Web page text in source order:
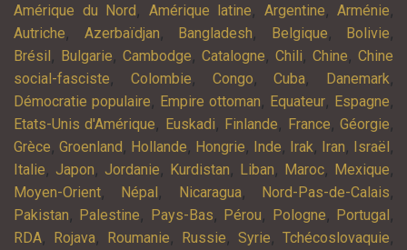
Amérique du Nord , Amérique latine, Argentine, Arménie,
Autriche, Azerbaïdjan, Bangladesh, Belgique, Bolivie,
Brésil , Bulgarie, Cambodge, Catalogne, Chili, Chine, Chine
social-fasciste, Colombie, Congo,Cuba, Danemark,
Démocratie populaire, Empire ottoman, Equateur, Espagne,
Etats-Unis d'Amérique, Euskadi, Finlande, France,Géorgie,
Grèce, Groenland , Hollande, Hongrie, Inde, Irak, Iran, Israël ,
Italie, Japon, Jordanie, Kurdistan, Liban, Maroc, Mexique,
Moyen-Orient, Népal , Nicaragua, Nord-Pas-de-Calais,
Pakistan, Palestine, Pays-Bas, Pérou, Pologne, Portugal ,
RDA, Rojava, Roumanie, Russie, Syrie, Tchécoslovaquie,